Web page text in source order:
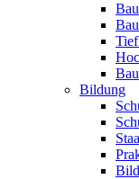
Bildung